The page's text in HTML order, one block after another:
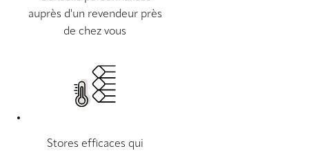
auprès d'un revendeur près
de chez vous
Stores efficaces qui